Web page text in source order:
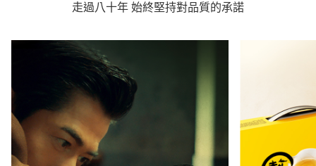
走過八十年 始終堅持對品質的承諾